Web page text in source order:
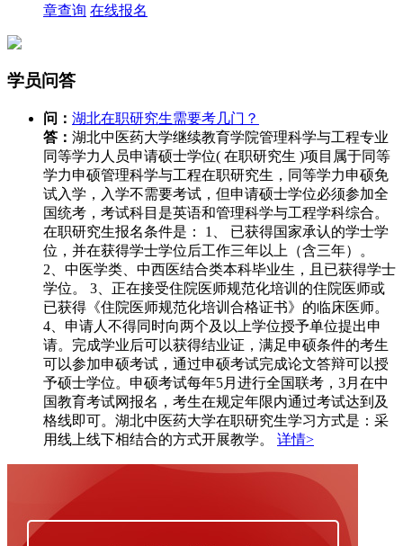
章查询 在线报名
学员问答
问： 湖北在职研究生需要考几门？
答： 湖北中医药大学继续教育学院管理科学与工程专业
同等学力人员申请硕士学位( 在职研究生 )项目属于同等
学力申硕管理科学与工程在职研究生，同等学力申硕免
试入学，入学不需要考试，但申请硕士学位必须参加全
国统考，考试科目是英语和管理科学与工程学科综合。
在职研究生报名条件是： 1、 已获得国家承认的学士学
位，并在获得学士学位后工作三年以上（含三年）。
2、中医学类、中西医结合类本科毕业生，且已获得学士
学位。 3、正在接受住院医师规范化培训的住院医师或
已获得《住院医师规范化培训合格证书》的临床医师。
4、申请人不得同时向两个及以上学位授予单位提出申
请。完成学业后可以获得结业证，满足申硕条件的考生
可以参加申硕考试，通过申硕考试完成论文答辩可以授
予硕士学位。申硕考试每年5月进行全国联考，3月在中
国教育考试网报名，考生在规定年限内通过考试达到及
格线即可。湖北中医药大学在职研究生学习方式是：采
用线上线下相结合的方式开展教学。 详情>